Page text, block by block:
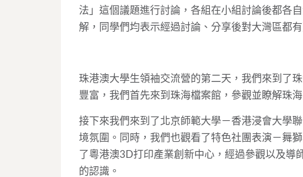
法」這個議題進行討論，各組在小組討論後都各
解，同學們均表示經過討論、分享後對大灣區都
珠港澳大學生領袖交流營的第二天，我們來到了
豐富，我們首先來到珠海檔案館，參觀並瞭解珠海
接下來我們來到了北京師範大學－香港浸會大學
境氛圍。同時，我們也觀看了特色社團表演－舞
了粵港澳3D打印產業創新中心，經過參觀以及
的認識。